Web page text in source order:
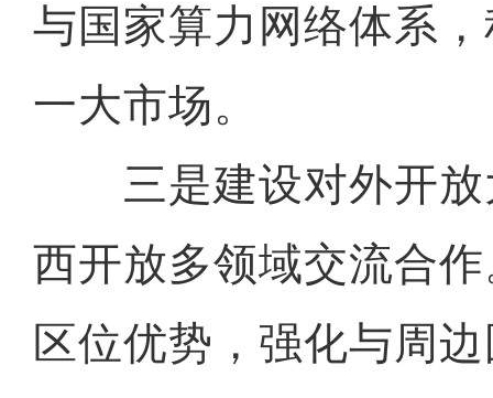
与国家算力网络体系
一大市场。
三是建设对外开放
西开放多领域交流合
区位优势，强化与周